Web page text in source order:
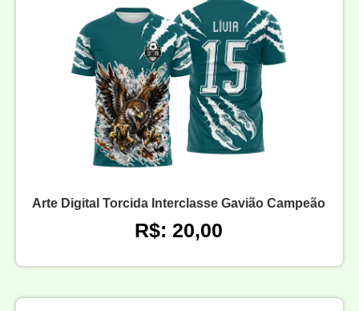
Arte Digital Torcida Interclasse Gavião Campeão
R$: 20,00